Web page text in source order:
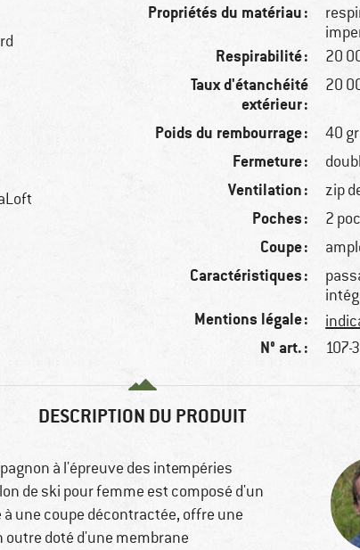
Propriétés du matériau :
Respirabilité : 20
Taux d'étanchéité
extérieur :
20
Poids du rembourrage : 40
Fermeture :
Ventilation : zip
Poches : 2
Coupe :
Caractéristiques :
Mentions légale :
N° art. : 107-
DESCRIPTION DU PRODUIT
à l'épreuve des intempéries
de ski pour femme est composé d'un
une coupe décontractée, offre une
doté d'une membrane